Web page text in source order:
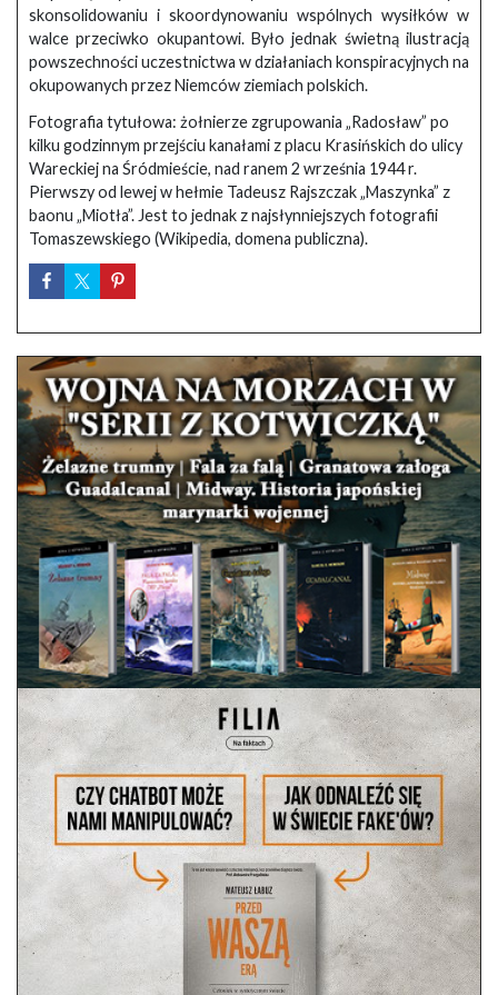
skonsolidowaniu i skoordynowaniu wspólnych wysiłków w
walce przeciwko okupantowi. Było jednak świetną ilustracją
powszechności uczestnictwa w działaniach konspiracyjnych na
okupowanych przez Niemców ziemiach polskich.
Fotografia tytułowa: żołnierze zgrupowania „Radosław” po
kilku godzinnym przejściu kanałami z placu Krasińskich do ulicy
Wareckiej na Śródmieście, nad ranem 2 września 1944 r.
Pierwszy od lewej w hełmie Tadeusz Rajszczak „Maszynka” z
baonu „Miotła”. Jest to jednak z najsłynniejszych fotografii
Tomaszewskiego (Wikipedia, domena publiczna).